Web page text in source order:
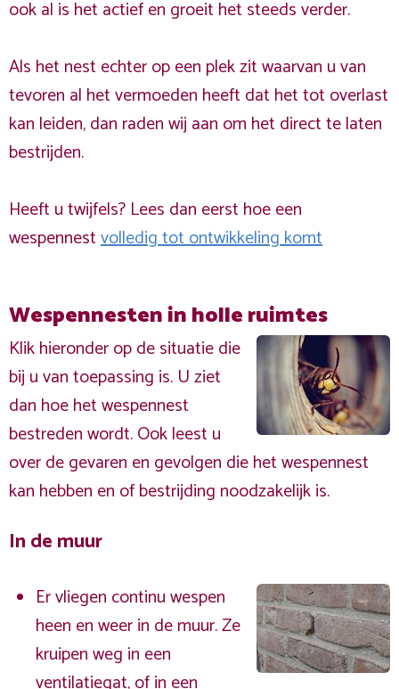
ook al is het actief en groeit het steeds verder.
Als het nest echter op een plek zit waarvan u van
tevoren al het vermoeden heeft dat het tot overlast
kan leiden, dan raden wij aan om het direct te laten
bestrijden.
Heeft u twijfels? Lees dan eerst hoe een
wespennestvolledig tot ontwikkeling komt
Wespennesten in holle ruimtes
Klik hieronder op de situatie die
bij u van toepassing is. U ziet
dan hoe het wespennest
bestreden wordt. Ook leest u
over de gevaren en gevolgen die het wespennest
kan hebben en of bestrijding noodzakelijk is.
In de muur
Er vliegen continu wespen
heen en weer in de muur. Ze
kruipen weg in een